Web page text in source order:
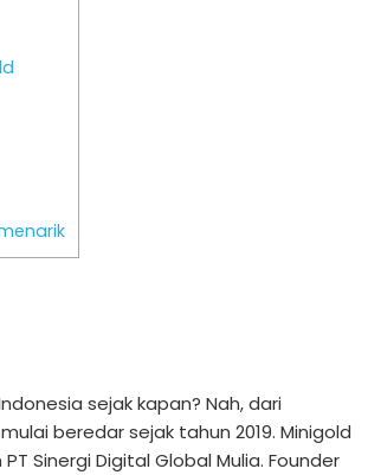
sejak kapan? Nah, dari
beredar sejak tahun 2019. Minigold
Sinergi Digital Global Mulia. Founder